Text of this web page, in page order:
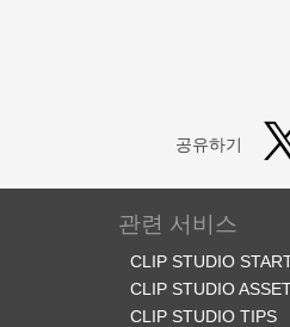
공유하기
관련 서비스
CLIP STUDIO
CLIP STUDIO
CLIP STUDIO TIPS